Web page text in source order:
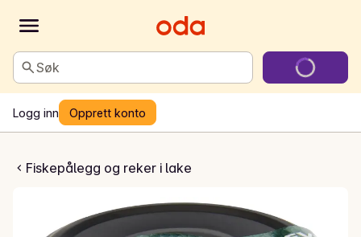
Søk
Logg inn Opprett konto
Fiskepålegg og reker i lake
2026 - Cevice